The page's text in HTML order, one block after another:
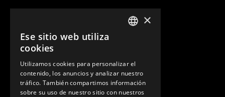
CONTACTO ×
Ese sitio web utiliza
cookies
Utilizamos cookies para personalizar el
contenido, los anuncios y analizar nuestro
tráfico. También compartimos información
sobre su uso de nuestro sitio con nuestros